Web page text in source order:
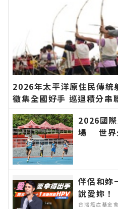
2026年太平洋原住民傳
徵集全國好手 巡迴積分串聯山海部落 即日起開放
報名∣花蓮新聞網官方網
日新聞報導 最新的在地資
2026國
場 世界
快速的今
資訊！
伴侶和妳
說愛妳！
台灣癌症基金會